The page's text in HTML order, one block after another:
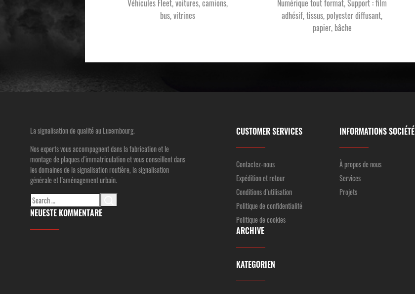
Véhicules Fleet, voitures, camions,
bus, vitrines
Numérique tout format, Support : film
adhésif, tissus, polyester diffusant,
papier, bâche
La signalisation de qualité au Luxembourg.
Nos experts vous accompagnent dans la fabrication et le
montage de plaques d’immatriculation et vous conseillent dans
les domaines de la signalisation routière, la signalisation
générale et l’aménagement urbain.
Search
for:
NEUESTE KOMMENTARE
CUSTOMER SERVICES
Contactez-nous
Expédition et retour
Conditions d’utilisation
Politique de confidentialité
Politique de cookies
ARCHIVE
KATEGORIEN
INFORMATIONS SOCIÉTÉ
À propos de nous
Services
Projets